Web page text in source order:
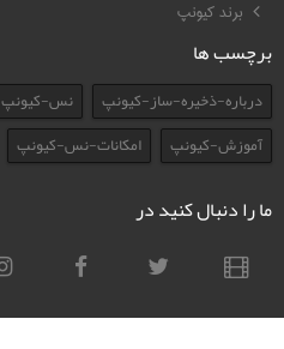
برند کیونپ
برچسب ها
درباره-ذخیره-ساز-کیونپ نس-کیونپ
آموزش-کیونپ
امکانات-نس-کیونپ
ما را دنبال کنید در